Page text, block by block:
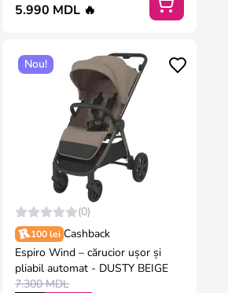
5.990 MDL 🔥
Nou!
(0)
100 lei Cashback
Espiro Wind – cărucior ușor și
pliabil automat - DUSTY BEIGE
7.300 MDL